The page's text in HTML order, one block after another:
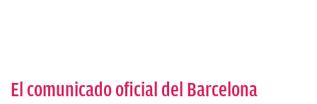
El comunicado oficial del Barcelona